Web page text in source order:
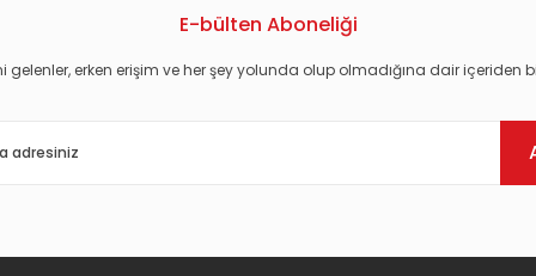
E-bülten Aboneliği
gelenler, erken erişim ve her şey yolunda olup olmadığına dair içeriden